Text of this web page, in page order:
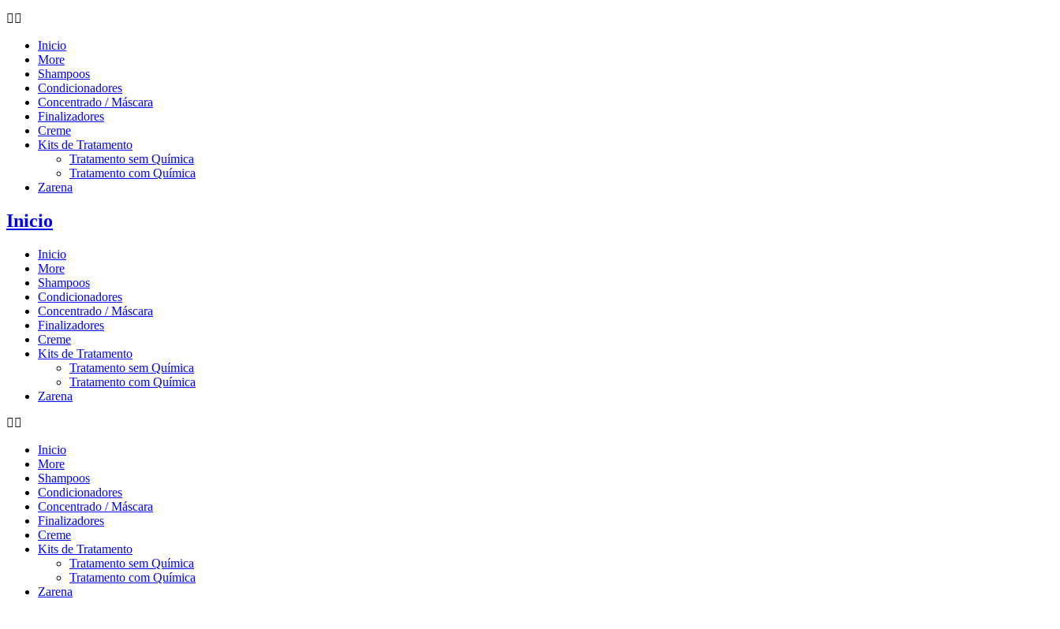
Inicio
More
Shampoos
Condicionadores
Concentrado / Máscara
Finalizadores
Creme
Kits de Tratamento
Tratamento sem Química
Tratamento com Química
Zarena
Inicio
Inicio
More
Shampoos
Condicionadores
Concentrado / Máscara
Finalizadores
Creme
Kits de Tratamento
Tratamento sem Química
Tratamento com Química
Zarena
Inicio
More
Shampoos
Condicionadores
Concentrado / Máscara
Finalizadores
Creme
Kits de Tratamento
Tratamento sem Química
Tratamento com Química
Zarena